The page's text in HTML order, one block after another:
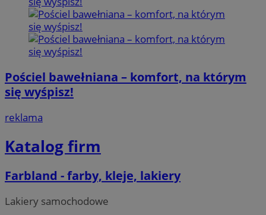
Pościel bawełniana – komfort, na którym
się wyśpisz!
reklama
Katalog firm
Farbland - farby, kleje, lakiery
Lakiery samochodowe